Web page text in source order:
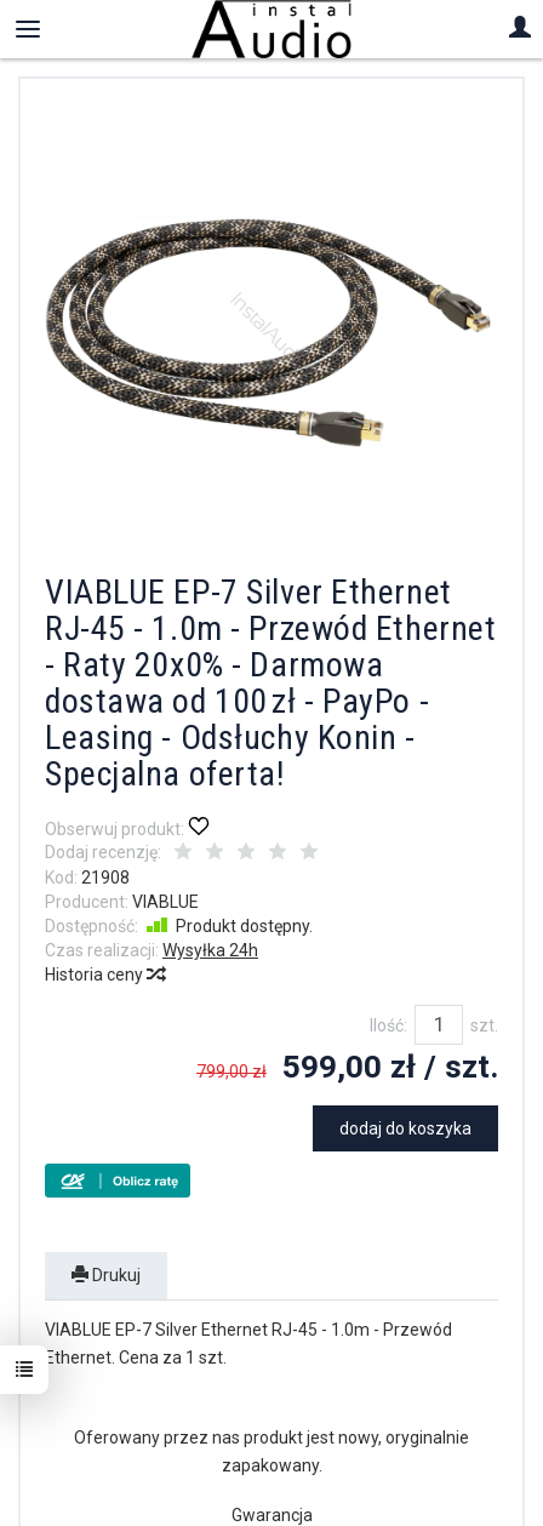
VIABLUE EP-7 Silver Ethernet
RJ-45 - 1.0m - Przewód Ethernet
- Raty 20x0% - Darmowa
dostawa od 100 zł - PayPo -
Leasing - Odsłuchy Konin -
Specjalna oferta!
Obserwuj produkt:
Dodaj recenzję:
Kod: 21908
Producent: VIABLUE
Dostępność:
Produkt dostępny.
Czas realizacji: Wysyłka 24h
Historia ceny
Ilość: szt.
799,00 zł 599,00 zł / szt.
dodaj do koszyka
Drukuj
VIABLUE EP-7 Silver Ethernet RJ-45 - 1.0m - Przewód
Ethernet. Cena za 1 szt.
Oferowany przez nas produkt jest nowy, oryginalnie
zapakowany.
Gwarancja